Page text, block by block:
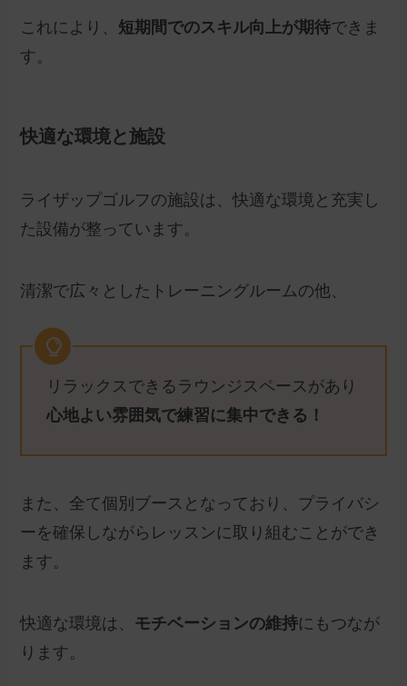
これにより、 短期間でのスキル向上が期待できま
す。
快適な環境と施設
ライザップゴルフの施設は、快適な環境と充実し
た設備が整っています。
清潔で広々としたトレーニングルームの他、
リラックスできるラウンジスペースがあり
心地よい雰囲気で練習に集中できる！
また、全て個別ブースとなっており、プライバシ
ーを確保しながらレッスンに取り組むことができ
ます。
快適な環境は、 モチベーションの維持にもつなが
ります。